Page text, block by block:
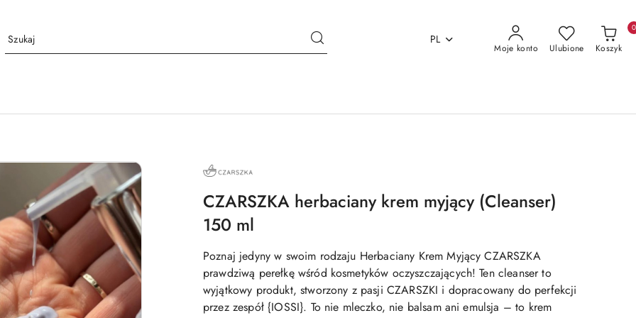
PL
Moje konto Ulubione Koszyk
0
NAZWA
PRODUCENTA:
CZARSZKA herbaciany krem myjący (Cleanser)
150 ml
Poznaj jedyny w swoim rodzaju Herbaciany Krem Myjący CZARSZKA
prawdziwą perełkę wśród kosmetyków oczyszczających! Ten cleanser to
wyjątkowy produkt, stworzony z pasji CZARSZKI i dopracowany do perfekcji
przez zespół {IOSSI}. To nie mleczko, nie balsam ani emulsja – to krem